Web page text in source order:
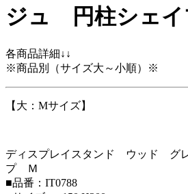
ジュ 円柱シェ
各商品詳細↓↓
※商品別（サイズ大～小順）※
【大：Mサイズ】
ディスプレイスタンド ウッド グ
プ Ｍ
■品番：IT0788